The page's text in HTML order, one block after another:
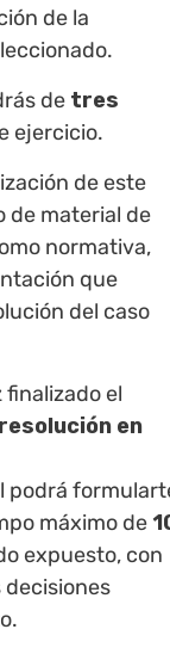
de la
de tres
ejercicio.
de este
de material de
normativa,
que
del caso
finalizado el
en
podrá
máximo de
expuesto, con
decisiones